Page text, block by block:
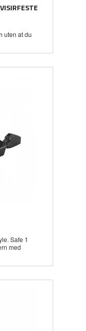
uten at du
Safe 1
med